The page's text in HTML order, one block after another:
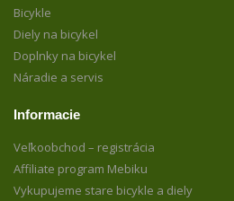
Bicykle
Diely na bicykel
Doplnky na bicykel
Náradie a servis
Informacie
Veľkoobchod – registrácia
Affiliate program Mebiku
Vykupujeme stare bicykle a diely